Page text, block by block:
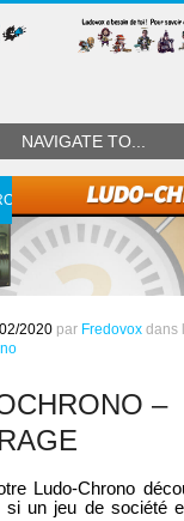
NAVIGATE TO...
2020 par Fredovox dans
–
Ludo-Chrono
si un jeu de société